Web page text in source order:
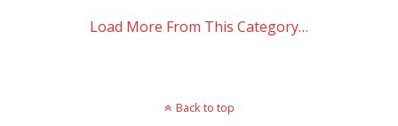
Load More From This Category…
Back to top